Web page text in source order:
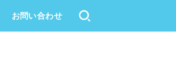
お問い合わせ